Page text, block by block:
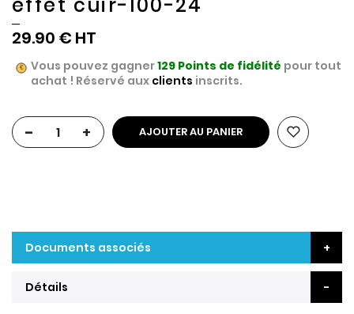
29.90 €
Vous pouvez gagner129 Points de fidélité pour tout
achat ! Réservé aux clients inscrits.
- + AJOUTER AU PANIER
Détails
Documents associés